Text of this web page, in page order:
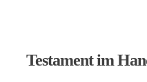
Testament im